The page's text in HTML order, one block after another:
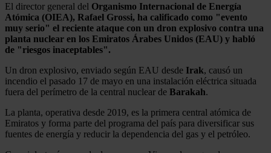
El director general del Organismo Internacional de Energía
Atómica (OIEA), Rafael Grossi, ha calificado como "evento
muy serio" el reciente ataque con un dron explosivo contra una
planta nuclear en los Emiratos Árabes Unidos (EAU) y habló
de "riesgos inaceptables".
Un dron explosivo, enviado según EAU desde Irak, causó un
incendio el pasado 17 de mayo en una instalación eléctrica situada
fuera del perímetro de la central nuclear de Barakah.
La planta, operativa desde 2019, es la primera central atómica de
Emiratos y forma parte del programa del país para diversificar sus
fuentes de energía y reducir la dependencia del gas y el petróleo.